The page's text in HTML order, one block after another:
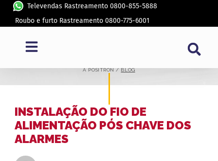
Televendas Rastreamento 0800-855-5888
Roubo e furto Rastreamento 0800-775-6001
A PÓSITRON /BLOG
INSTALAÇÃO DO FIO DE
ALIMENTAÇÃO PÓS CHAVE DOS
ALARMES